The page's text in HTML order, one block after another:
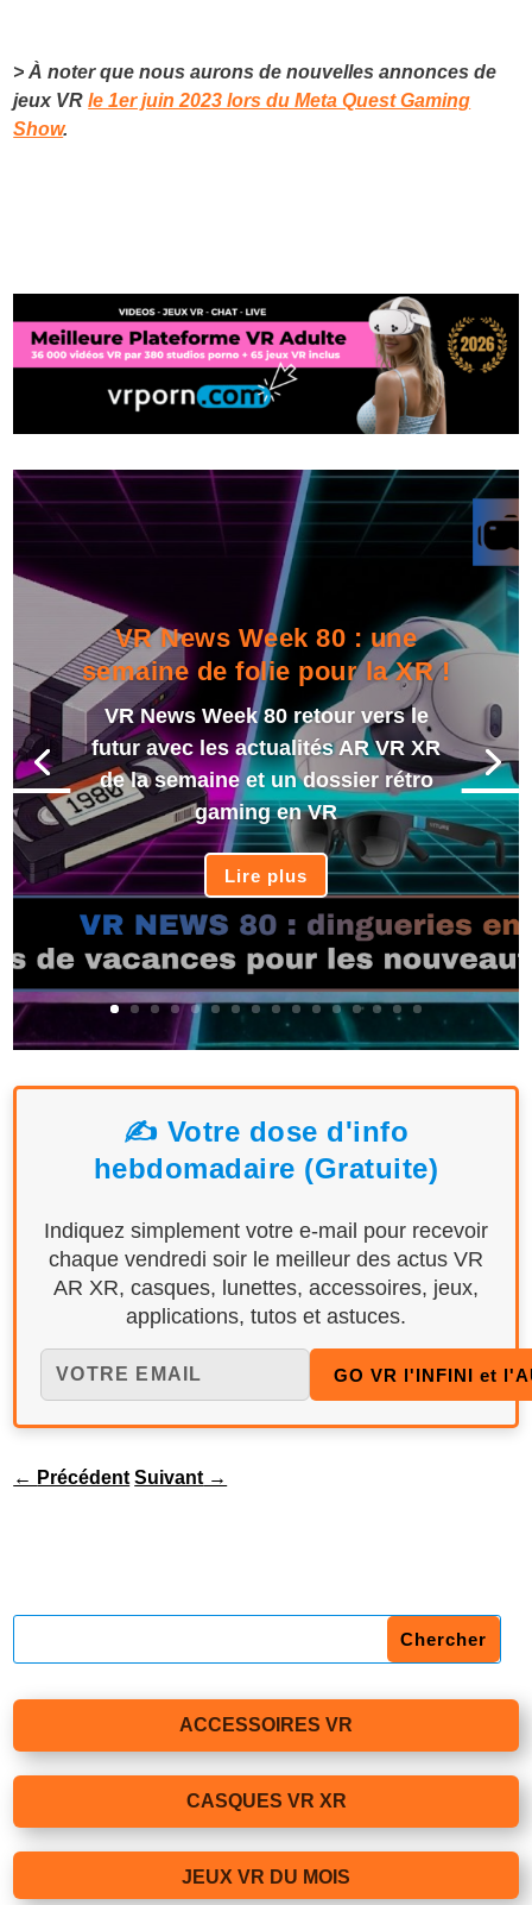
> À noter que nous aurons de nouvelles annonces de
jeux VRle 1er juin 2023 lors du Meta Quest Gaming
Show.
VR News Week 80 : une
semaine de folie pour la XR !
VR News Week 80 retour vers le
futur avec les actualités AR VR XR
de la semaine et un dossier rétro
gaming en VR
Lire plus
✍️ Votre dose d'info
hebdomadaire (Gratuite)
Indiquez simplement votre e-mail pour recevoir
chaque vendredi soir le meilleur des actus VR
AR XR, casques, lunettes, accessoires, jeux,
applications, tutos et astuces.
← Précédent Suivant →
ACCESSOIRES VR
CASQUES VR XR
JEUX VR DU MOIS